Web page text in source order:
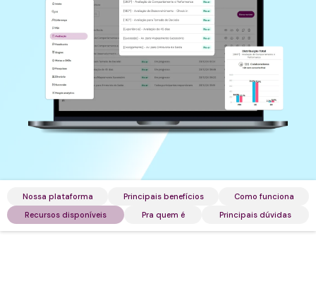
Nossa plataforma Principais benefícios
Como funciona
Recursos disponíveis
Pra quem é Principais dúvidas